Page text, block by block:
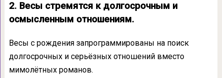
2. Весы стремятся к долгосрочным и
осмысленным отношениям.
Весы с рождения запрограммированы на поиск
долгосрочных и серьёзных отношений вместо
мимолётных романов.